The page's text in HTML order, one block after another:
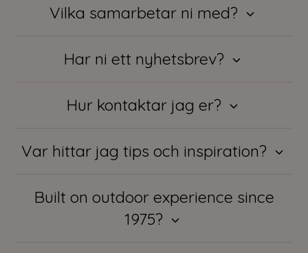
Vilka samarbetar ni med?
Har ni ett nyhetsbrev?
Hur kontaktar jag er?
Var hittar jag tips och inspiration?
Built on outdoor experience since
1975?